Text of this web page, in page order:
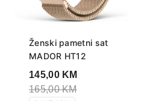
Ženski pametni sat
MADOR HT12
145,00 KM
165,00KM